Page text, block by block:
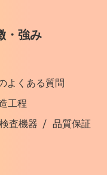
・強み
よくある質問
工程
査機器 品質保証